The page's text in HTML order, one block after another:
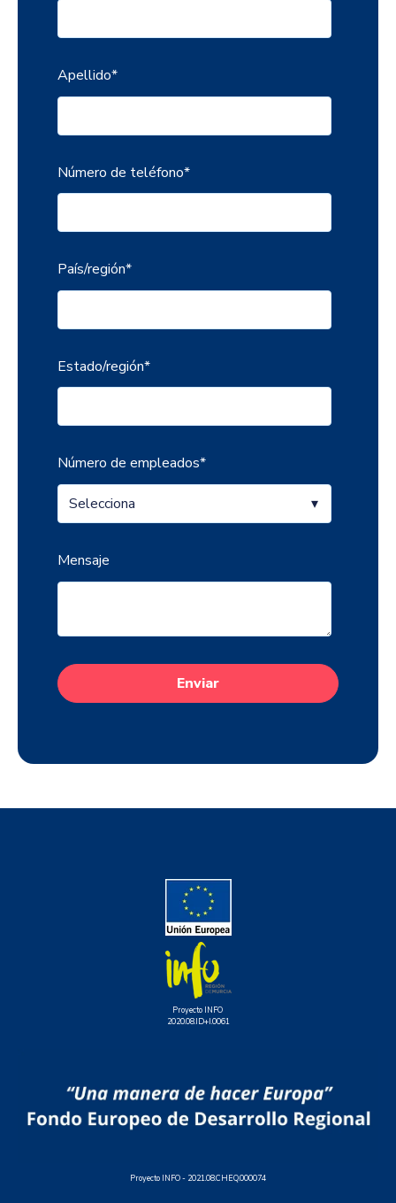
Apellido*
Número de teléfono*
País/región*
Estado/región*
Número de empleados*
Mensaje
Proyecto INFO
2020.08.ID+I.0061
Proyecto INFO - 2021.08.CHEQ.000074